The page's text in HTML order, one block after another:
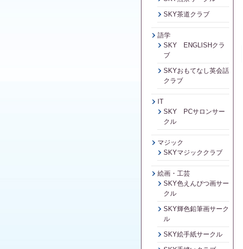
SKY茶道クラブ
語学
SKY ENGLISHクラ
ブ
SKYおもてなし英会話
クラブ
IT
SKY PCサロンサー
クル
マジック
SKYマジッククラブ
絵画・工芸
SKY色えんぴつ画サー
クル
SKY輝色鉛筆画サーク
ル
SKY絵手紙サークル